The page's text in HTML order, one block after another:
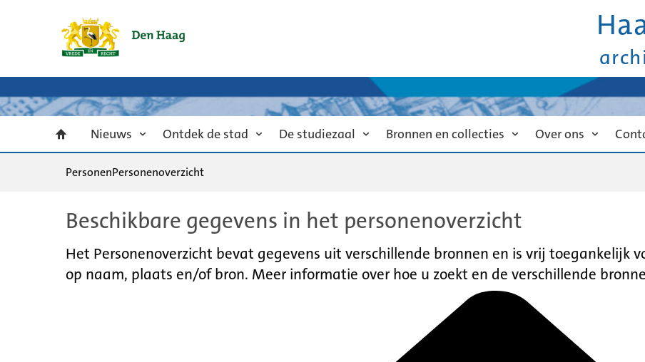
Nieuws Ontdek de stad De studiezaal Bronnen en collecties Over ons
PersonenPersonenoverzicht
Beschikbare gegevens in het personenoverzicht
Het Personenoverzicht bevat gegevens uit verschillende bronnen en is vrij toegankelijk
op naam, plaats en/of bron. Meer informatie over hoe u zoekt en de verschillende